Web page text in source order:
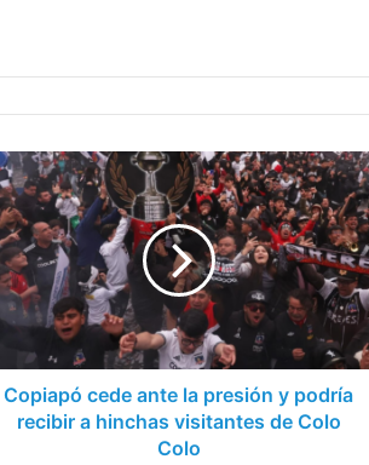
Copiapó cede ante la presión y podría
recibir a hinchas visitantes de Colo
Colo